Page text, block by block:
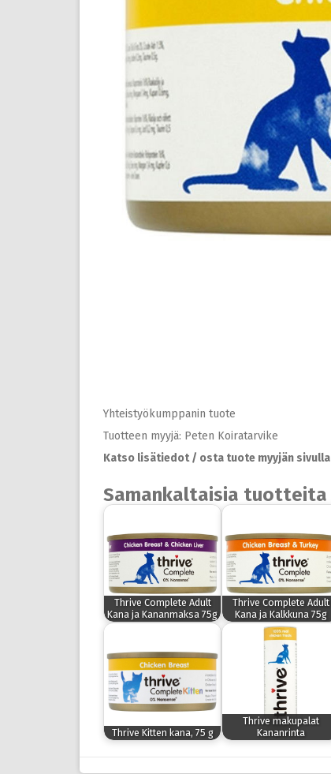
Yhteistyökumppanin tuote
Tuotteen myyjä: Peten Koiratarvike
Katso lisätiedot / osta tuote myyjän sivulla
Samankaltaisia tuotteita
Thrive Complete Adult
Kana ja Kananmaksa 75g
Thrive Complete Adult
Kana ja Kalkkuna 75g
Thrive Kitten kana, 75 g
Thrive makupalat
Kananrinta